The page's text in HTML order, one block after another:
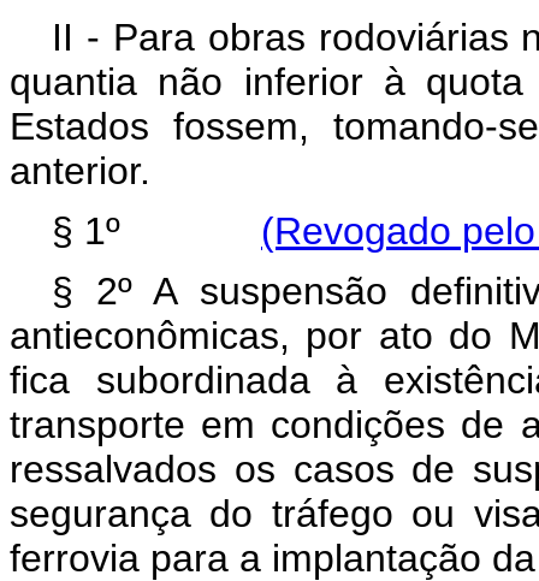
II - Para obras rodoviárias
quantia não inferior à
Estados fossem,
anterior.
§ 1º (Revogado
§ 2º A suspensão
antieconômicas, por ato do
fica subordinada à
transporte em condições de
ressalvados os casos de
segurança do tráfego ou
ferrovia para a implantação